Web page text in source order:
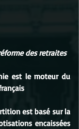
des retraites
est le moteur du
est basé sur la
encaissées